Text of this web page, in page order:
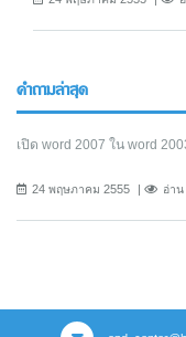
คำถามล่าสุด
เปิด word 2007 ใน word
24 พฤษภาคม 2555 อ่าน